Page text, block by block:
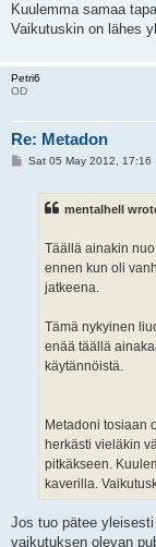
Kuulemma samaa
Vaikutuskin on lähes
Petri6
OD
Re: Metadon
PSat 05 May 2012, 17:16
mentalhell
Täällä ainakin
ennen kun oli
jatkeena.
Tämä nykyinen
enää täällä
käytännöistä.
Metadoni tosiaan
herkästi vieläkin
pitkäkseen.
kaverilla.
Jos tuo pätee
vaikutuksen olevan